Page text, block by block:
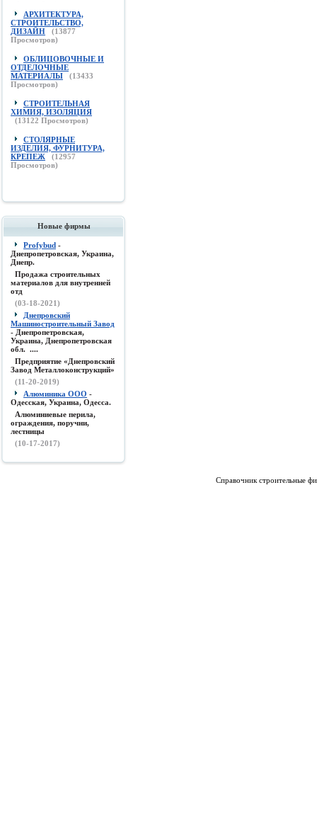
АРХИТЕКТУРА,
СТРОИТЕЛЬСТВО,
ДИЗАЙН
(13877
Просмотров)
ОБЛИЦОВОЧНЫЕ И
ОТДЕЛОЧНЫЕ
МАТЕРИАЛЫ
(13433
Просмотров)
СТРОИТЕЛЬНАЯ
ХИМИЯ, ИЗОЛЯЦИЯ
(13122 Просмотров)
СТОЛЯРНЫЕ
ИЗДЕЛИЯ, ФУРНИТУРА,
КРЕПЕЖ
(12957
Просмотров)
Новые фирмы
Profybud -
Днепропетровская, Украина,
Днепр.
Продажа строительных
материалов для внутренней
отд
(03-18-2021)
Днепровский
Машиностроительный Завод
- Днепропетровская,
Украина, Днепропетровская
обл. ....
Предприятие «Днепровский
Завод Металлоконструкций»
(11-20-2019)
Алюминика ООО -
Одесская, Украина, Одесса.
Алюминиевые перила,
ограждения, поручни,
лестницы
(10-17-2017)
Справочник строительные